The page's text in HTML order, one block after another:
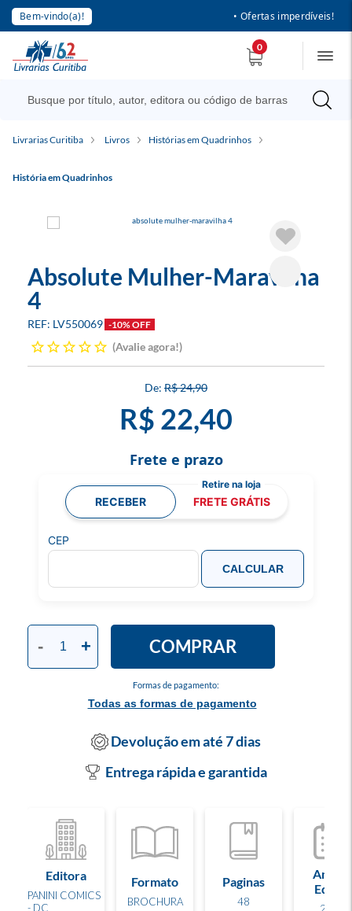
Bem-vindo(a)! • Ofertas imperdíveis!
0
Livrarias Curitiba Livros Histórias em Quadrinhos
História em Quadrinhos
Absolute Mulher-Maravilha
4
LV550069 -10% OFF
Avalie agora!
R$ 24,90
R$ 22,40
Formas de pagamento:
Todas as formas de pagamento
- + COMPRAR
Frete e prazo
RECEBER FRETE GRÁTIS
CEP
CALCULAR
Devolução em até 7 dias
Entrega rápida e garantida
Editora
PANINI COMICS
- DC
Formato
BROCHURA
Paginas
48
Ano de
Edição